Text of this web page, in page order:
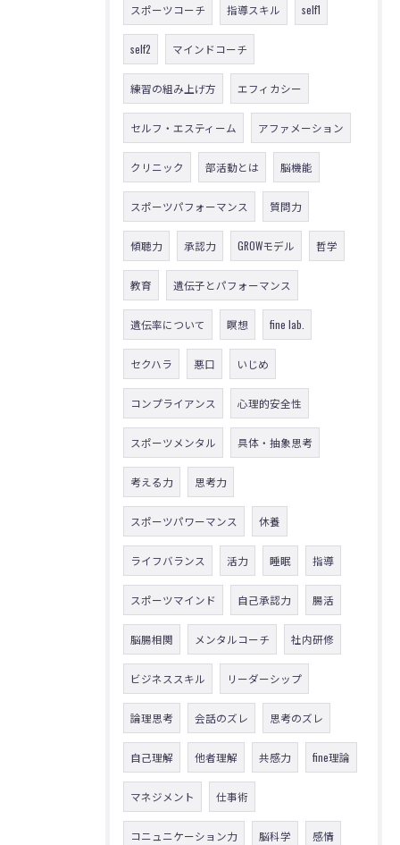
スポーツコーチ 指導スキル self1
self2 マインドコーチ
練習の組み上げ方 エフィカシー
セルフ・エスティーム アファメーション
クリニック 部活動とは 脳機能
スポーツパフォーマンス 質問力
傾聴力 承認力 GROWモデル 哲学
教育 遺伝子とパフォーマンス
遺伝率について 瞑想 fine lab.
セクハラ 悪口 いじめ
コンプライアンス 心理的安全性
スポーツメンタル 具体・抽象思考
考える力 思考力
スポーツパワーマンス 休養
ライフバランス 活力 睡眠 指導
スポーツマインド 自己承認力 腸活
脳腸相関 メンタルコーチ 社内研修
ビジネススキル リーダーシップ
論理思考 会話のズレ 思考のズレ
自己理解 他者理解 共感力 fine理論
マネジメント 仕事術
コニュニケーション力 脳科学 感情